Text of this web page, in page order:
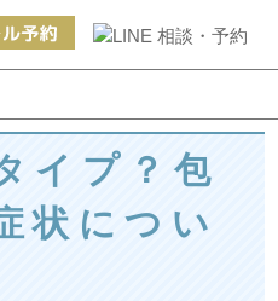
イプ？包
状につい